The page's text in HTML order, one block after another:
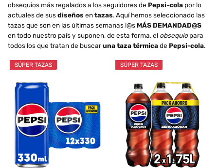
obsequios más regalados a los seguidores de Pepsi-cola por lo
actuales de susdiseños entazas. Aquí hemos seleccionado las
tazas que son en las últimas semanas l@s MÁS DEMANDAD@S
en todo nuestro país y suponen, de esta forma, el obsequiopara
todos los que tratan de buscaruna taza térmicade Pepsi-cola.
SÚPER TAZAS SÚPER TAZAS